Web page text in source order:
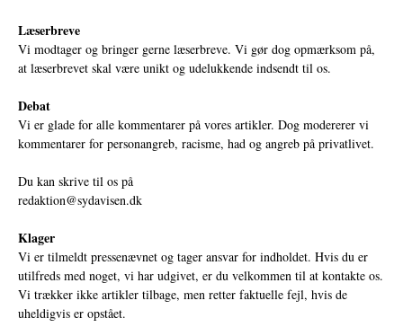
Læserbreve
Vi modtager og bringer gerne læserbreve. Vi gør dog opmærksom på,
at læserbrevet skal være unikt og udelukkende indsendt til os.
Debat
Vi er glade for alle kommentarer på vores artikler. Dog modererer vi
kommentarer for personangreb, racisme, had og angreb på privatlivet.
Du kan skrive til os på
redaktion@sydavisen.dk
Klager
Vi er tilmeldt pressenævnet og tager ansvar for indholdet. Hvis du er
utilfreds med noget, vi har udgivet, er du velkommen til at kontakte os.
Vi trækker ikke artikler tilbage, men retter faktuelle fejl, hvis de
uheldigvis er opstået.